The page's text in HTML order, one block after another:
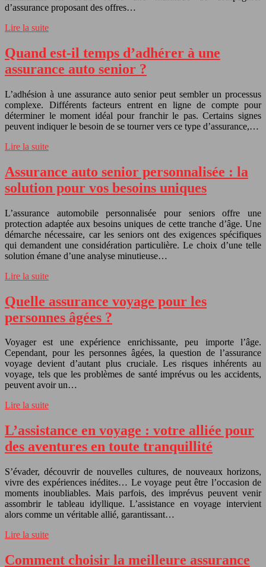
d’assurance proposant des offres…
Lire la suite
Quand est-il temps d’adhérer à une
assurance auto senior ?
L’adhésion à une assurance auto senior peut sembler un processus
complexe. Différents facteurs entrent en ligne de compte pour
déterminer le moment idéal pour franchir le pas. Certains signes
peuvent indiquer le besoin de se tourner vers ce type d’assurance,…
Lire la suite
Assurance auto senior personnalisée : la
solution pour vos besoins uniques
L’assurance automobile personnalisée pour seniors offre une
protection adaptée aux besoins uniques de cette tranche d’âge. Une
démarche nécessaire, car les seniors ont des exigences spécifiques
qui demandent une considération particulière. Le choix d’une telle
solution émane d’une analyse minutieuse…
Lire la suite
Quelle assurance voyage pour les
personnes âgées ?
Voyager est une expérience enrichissante, peu importe l’âge.
Cependant, pour les personnes âgées, la question de l’assurance
voyage devient d’autant plus cruciale. Les risques inhérents au
voyage, tels que les problèmes de santé imprévus ou les accidents,
peuvent avoir un…
Lire la suite
L’assistance en voyage : votre alliée pour
des aventures en toute tranquillité
S’évader, découvrir de nouvelles cultures, de nouveaux horizons,
vivre des expériences inédites… Le voyage peut être l’occasion de
moments inoubliables. Mais parfois, des imprévus peuvent venir
assombrir le tableau idyllique. L’assistance en voyage intervient
alors comme un véritable allié, garantissant…
Lire la suite
Comment choisir la meilleure assurance